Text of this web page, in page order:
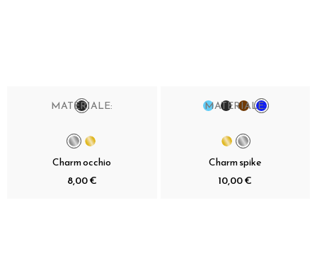
MATERIALE:
Charm occhio
8,00 €
MATERIALE:
Charm spike
10,00 €